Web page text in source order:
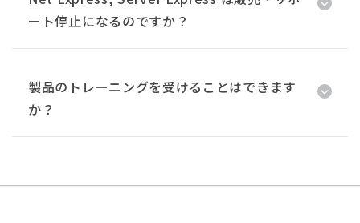
ート停止になるのですか？
製品のトレーニングを受けることはできます
か？